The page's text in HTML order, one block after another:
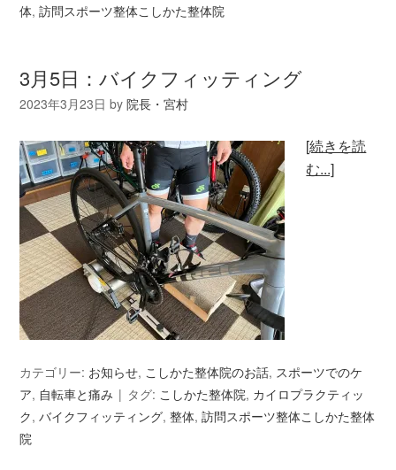
体,訪問スポーツ整体こしかた整体院
3月5日：バイクフィッティング
2023年3月23日 by院長・宮村
[続きを読
む...]
カテゴリー: お知らせ, こしかた整体院のお話, スポーツでのケ
ア, 自転車と痛み タグ: こしかた整体院, カイロプラクティッ
ク,バイクフィッティング,整体,訪問スポーツ整体こしかた整体
院